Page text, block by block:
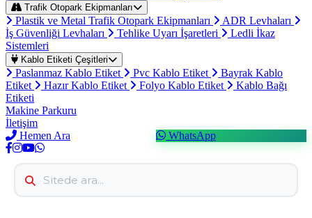
Trafik Otopark Ekipmanları
Plastik ve Metal Trafik Otopark Ekipmanları
ADR Levhaları
İş Güvenliği Levhaları
Tehlike Uyarı İşaretleri
Ledli İkaz
Sistemleri
Kablo Etiketi Çeşitleri
Paslanmaz Kablo Etiket Pvc Kablo Etiket
Bayrak Kablo
Etiket
Hazır Kablo Etiket Folyo Kablo Etiket
Kablo Bağı
Etiketi
Makine Parkuru
İletişim
Hemen Ara
WhatsApp